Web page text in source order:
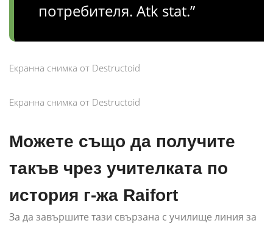
потребителя. Atk stat.”
Екранна снимка от Destructoid
Екранна снимка от Destructoid
Можете също да получите
такъв чрез учителката по
история г-жа Raifort
За да завършите тази свързана с училище линия за